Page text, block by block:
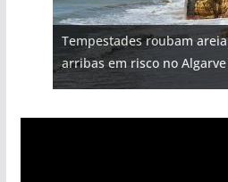
Tempestades roubam
arribas em risco no
Milagre da água. Fontes
Algarve voltam a ter vida
Foto do dia: uma cidade
entre redes e fábricas
Tapas do mar a 3 euros
gastronómica nasce no
Projeto milionário:
milhões de euros na
hotéis (com vídeo)